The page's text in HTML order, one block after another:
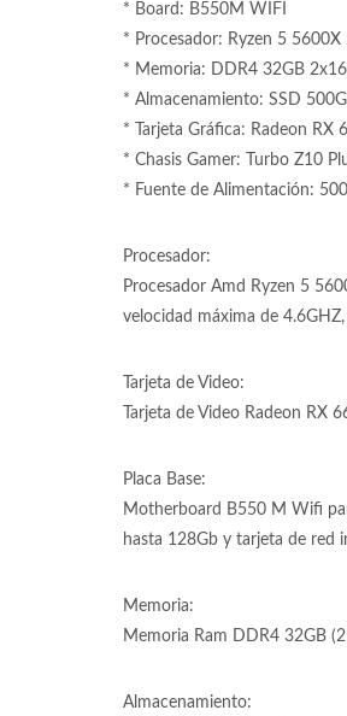
* Board: B550M WIFI
* Procesador: Ryzen 5 5600X
* Memoria: DDR4 32GB
* Almacenamiento: SSD
* Tarjeta Gráfica: Radeon RX
* Chasis Gamer: Turbo Z10
* Fuente de Alimentación:
Procesador:
Procesador Amd Ryzen 5
velocidad máxima de
Tarjeta de Video:
Tarjeta de Video Radeon RX
Placa Base:
Motherboard B550 M Wifi
hasta 128Gb y tarjeta de red
Memoria:
Memoria Ram DDR4 32GB
Almacenamiento: